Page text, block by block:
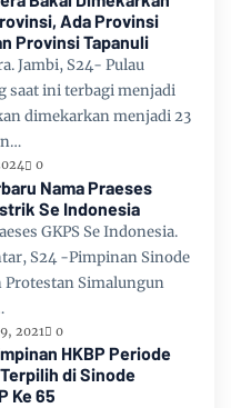
Ada Provinsi
Provinsi Tapanuli
Jambi, S24- Pulau
saat ini terbagi menjadi
dimekarkan menjadi 23
0
Nama Praeses
Se Indonesia
GKPS Se Indonesia.
S24 -Pimpinan Sinode
Protestan Simalungun
2021 0
HKBP Periode
di Sinode
Ke 65